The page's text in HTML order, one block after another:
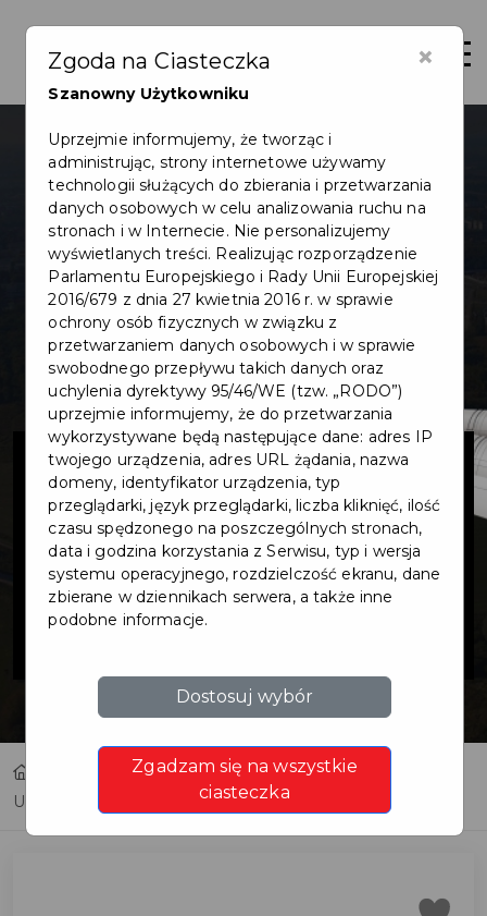
Urządzenie
terenu rekreacji
codziennej przy
ul. 1 Maja
Inwestycje
Urządzenie terenu rekreacji codziennej przy ul. 1 Maja
×
Zgoda na Ciasteczka
Szanowny Użytkowniku
Uprzejmie informujemy, że tworząc i
administrując, strony internetowe używamy
technologii służących do zbierania i przetwarzania
danych osobowych w celu analizowania ruchu na
stronach i w Internecie. Nie personalizujemy
wyświetlanych treści. Realizując rozporządzenie
Parlamentu Europejskiego i Rady Unii Europejskiej
2016/679 z dnia 27 kwietnia 2016 r. w sprawie
ochrony osób fizycznych w związku z
przetwarzaniem danych osobowych i w sprawie
swobodnego przepływu takich danych oraz
uchylenia dyrektywy 95/46/WE (tzw. „RODO”)
uprzejmie informujemy, że do przetwarzania
wykorzystywane będą następujące dane: adres IP
twojego urządzenia, adres URL żądania, nazwa
domeny, identyfikator urządzenia, typ
przeglądarki, język przeglądarki, liczba kliknięć, ilość
czasu spędzonego na poszczególnych stronach,
data i godzina korzystania z Serwisu, typ i wersja
systemu operacyjnego, rozdzielczość ekranu, dane
zbierane w dziennikach serwera, a także inne
podobne informacje.
Dostosuj wybór
Zgadzam się na wszystkie
ciasteczka